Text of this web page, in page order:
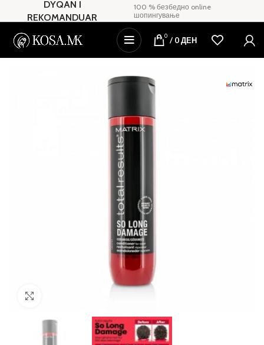
DYQAN I
REKOMANDUAR
100 % безбедно online
шопингување
0 / 0ДЕН